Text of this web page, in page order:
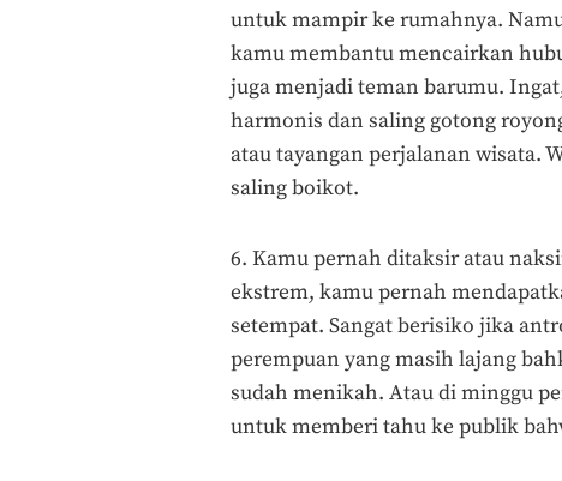
untuk mampir ke rumahnya.
kamu membantu mencairkan
juga menjadi teman barumu.
harmonis dan saling gotong
atau tayangan perjalanan wisata.
saling boikot.
6. Kamu pernah ditaksir atau
ekstrem, kamu pernah
setempat. Sangat berisiko jika
perempuan yang masih lajang
sudah menikah. Atau di minggu
untuk memberi tahu ke publik